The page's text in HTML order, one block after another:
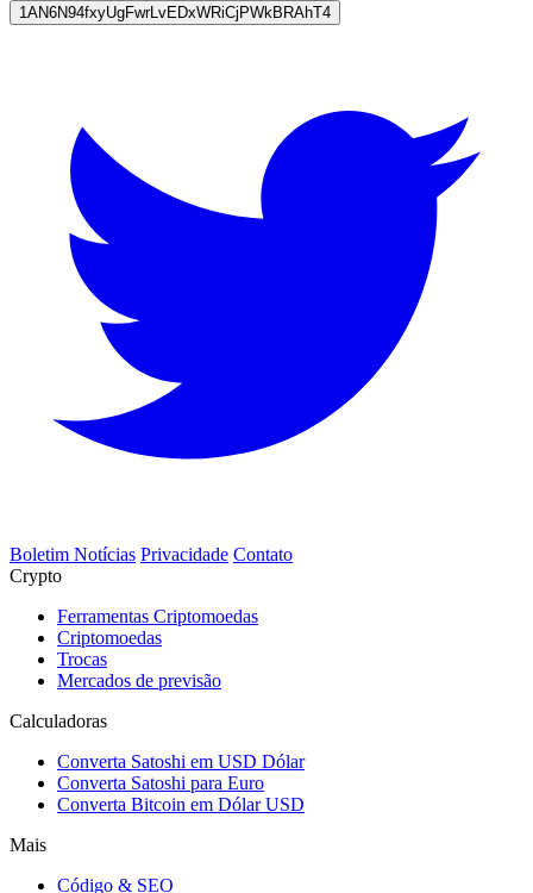
1AN6N94fxyUgFwrLvEDxWRiCjPWkBRAhT4
Boletim Notícias Privacidade Contato
Crypto
Ferramentas Criptomoedas
Criptomoedas
Trocas
Mercados de previsão
Calculadoras
Converta Satoshi em USD Dólar
Converta Satoshi para Euro
Converta Bitcoin em Dólar USD
Mais
Código & SEO